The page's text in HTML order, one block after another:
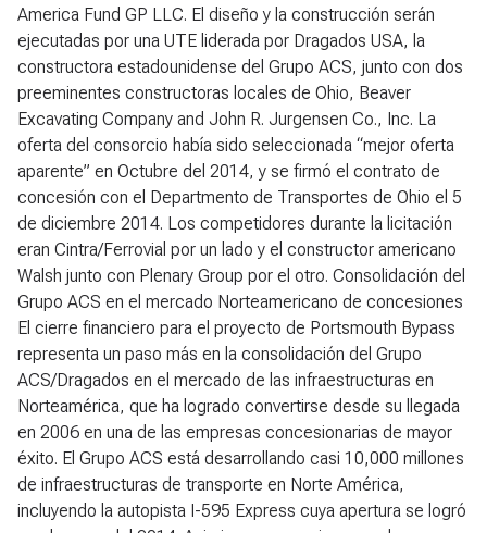
America Fund GP LLC. El diseño y la construcción serán
ejecutadas por una UTE liderada por Dragados USA, la
constructora estadounidense del Grupo ACS, junto con dos
preeminentes constructoras locales de Ohio, Beaver
Excavating Company and John R. Jurgensen Co., Inc. La
oferta del consorcio había sido seleccionada “mejor oferta
aparente” en Octubre del 2014, y se firmó el contrato de
concesión con el Departmento de Transportes de Ohio el 5
de diciembre 2014. Los competidores durante la licitación
eran Cintra/Ferrovial por un lado y el constructor americano
Walsh junto con Plenary Group por el otro. Consolidación del
Grupo ACS en el mercado Norteamericano de concesiones
El cierre financiero para el proyecto de Portsmouth Bypass
representa un paso más en la consolidación del Grupo
ACS/Dragados en el mercado de las infraestructuras en
Norteamérica, que ha logrado convertirse desde su llegada
en 2006 en una de las empresas concesionarias de mayor
éxito. El Grupo ACS está desarrollando casi 10,000 millones
de infraestructuras de transporte en Norte América,
incluyendo la autopista I-595 Express cuya apertura se logró